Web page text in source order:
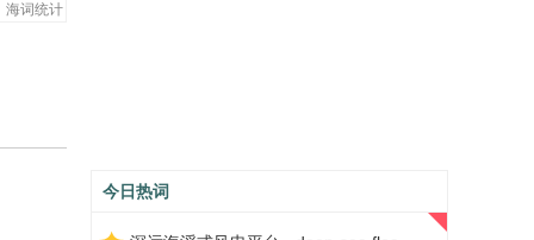
海词统计
今日热词